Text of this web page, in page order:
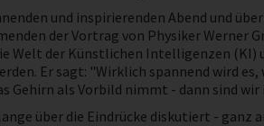
und inspirierenden Abend und
der Vortrag von Physiker Werner
Welt der Künstlichen Intelligenzen (KI)
Er sagt: "Wirklich spannend wird
Gehirn als Vorbild nimmt - dann sind
über die Eindrücke diskutiert -